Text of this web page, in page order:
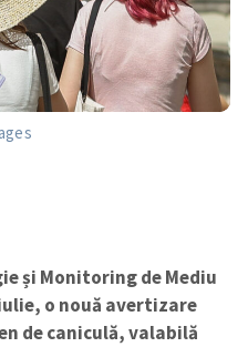
și Monitoring de Mediu
o nouă avertizare
de caniculă, valabilă